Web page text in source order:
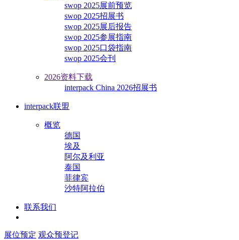
swop 2025展前预览
swop 2025招展书
swop 2025展后报告
swop 2025参展指南
swop 2025口袋指南
swop 2025会刊
2026资料下载
interpack China 2026招展书
interpack联盟
概览
德国
埃及
阿尔及利亚
泰国
菲律宾
沙特阿拉伯
联系我们
展位预定 观众预登记